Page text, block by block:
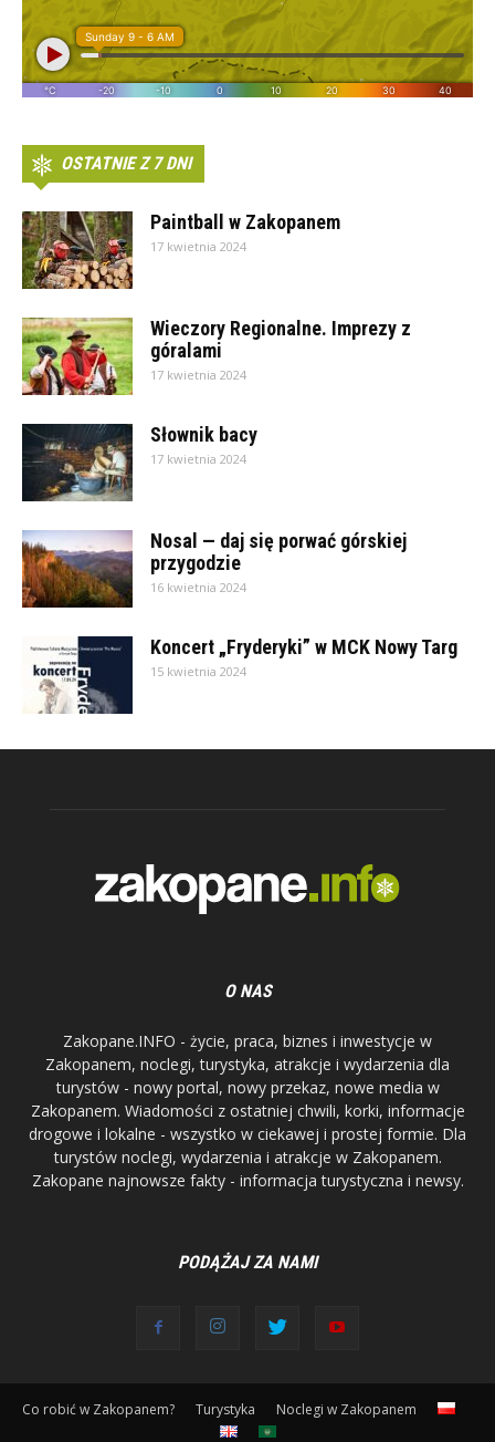
OSTATNIE Z 7 DNI
Paintball w Zakopanem
17 kwietnia 2024
Wieczory Regionalne. Imprezy z
góralami
17 kwietnia 2024
Słownik bacy
17 kwietnia 2024
Nosal — daj się porwać górskiej
przygodzie
16 kwietnia 2024
Koncert „Fryderyki” w MCK Nowy Targ
15 kwietnia 2024
O NAS
Zakopane.INFO - życie, praca, biznes i inwestycje w
Zakopanem, noclegi, turystyka, atrakcje i wydarzenia dla
turystów - nowy portal, nowy przekaz, nowe media w
Zakopanem. Wiadomości z ostatniej chwili, korki, informacje
drogowe i lokalne - wszystko w ciekawej i prostej formie. Dla
turystów noclegi, wydarzenia i atrakcje w Zakopanem.
Zakopane najnowsze fakty - informacja turystyczna i newsy.
PODĄŻAJ ZA NAMI
Co robić w Zakopanem? Turystyka Noclegi w Zakopanem